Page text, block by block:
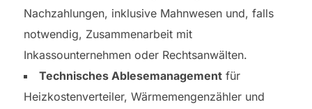
Nachzahlungen, inklusive Mahnwesen und, falls
notwendig, Zusammenarbeit mit
Inkassounternehmen oder Rechtsanwälten.
Technisches Ablesemanagementfür
Heizkostenverteiler, Wärmemengenzähler und